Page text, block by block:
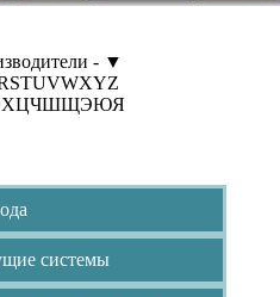
- ▼
STUVWXYZ
ХЦЧШЩЭЮЯ
системы